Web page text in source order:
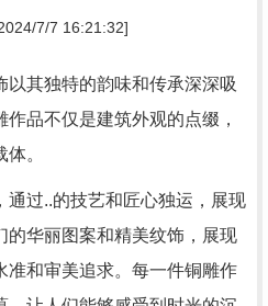
7/7 16:21:32]
其独特的韵味和传承深深吸
品不仅是建筑外观的点缀，
。
通过..的技艺和匠心独运，展现
的华丽图案和精美纹饰，展现
准和审美追求。每一件铜雕作